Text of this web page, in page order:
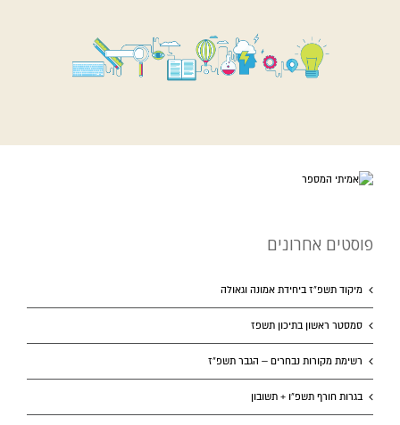
פוסטים אחרונים
מיקוד תשפ”ז ביחידת אמונה וגאולה
סמסטר ראשון בתיכון תשפז
רשימת מקורות נבחרים – הגבר תשפ”ז
בגרות חורף תשפ”ו + תשובון